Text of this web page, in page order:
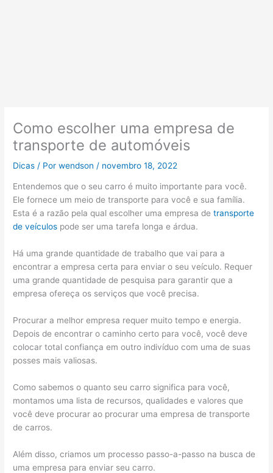
Como escolher uma empresa de
transporte de automóveis
Dicas / Porwendson / novembro 18, 2022
Entendemos que o seu carro é muito importante para você.
Ele fornece um meio de transporte para você e sua família.
Esta é a razão pela qual escolher uma empresa detransporte
de veículos pode ser uma tarefa longa e árdua.
Há uma grande quantidade de trabalho que vai para a
encontrar a empresa certa para enviar o seu veículo. Requer
uma grande quantidade de pesquisa para garantir que a
empresa ofereça os serviços que você precisa.
Procurar a melhor empresa requer muito tempo e energia.
Depois de encontrar o caminho certo para você, você deve
colocar total confiança em outro indivíduo com uma de suas
posses mais valiosas.
Como sabemos o quanto seu carro significa para você,
montamos uma lista de recursos, qualidades e valores que
você deve procurar ao procurar uma empresa de transporte
de carros.
Além disso, criamos um processo passo-a-passo na busca de
uma empresa para enviar seu carro.